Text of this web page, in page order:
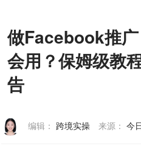
联系
做Facebook推
会用？保姆级教
告
编辑： 跨境实操 来源： 今